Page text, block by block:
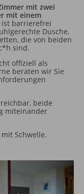
mit zwei
mit einem
ist barrierefrei
Dusche,
die von beiden
sind.
offiziell als
beraten wir Sie
beide
miteinander
mit Schwelle.